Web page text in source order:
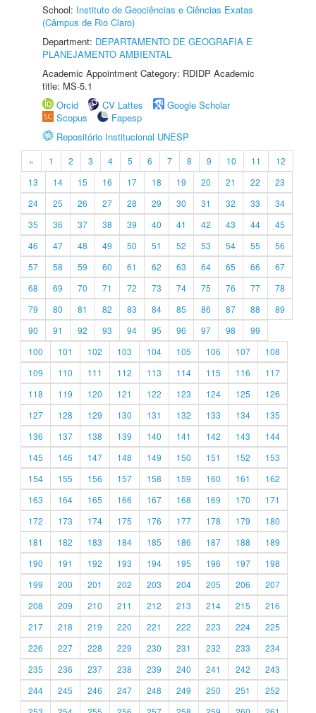
School: Instituto de Geociências e Ciências Exatas
(Câmpus de Rio Claro)
Department: DEPARTAMENTO DE GEOGRAFIA E
PLANEJAMENTO AMBIENTAL
Academic Appointment Category: RDIDP Academic
title: MS-5.1
Orcid
CV Lattes
Google Scholar
Scopus
Fapesp
Repositório Institucional UNESP
« 1 2 3 4 5 6 7 8 9 10 11
12
13
14 15 16 17 18 19 20 21 22
23
24
25 26 27 28 29 30 31 32 33
34
35
36 37 38 39 40 41 42 43 44
45
46
47 48 49 50 51 52 53 54 55
56
57
58 59 60 61 62 63 64 65 66
67
68
69 70 71 72 73 74 75 76 77
78
79
80 81 82 83 84 85 86 87 88
89
90
91 92 93 94 95 96 97 98
99
100
101 102 103 104 105 106 107
108
109
110 111 112 113 114 115 116
117
118
119 120 121 122 123 124 125
126
127
128 129 130 131 132 133 134
135
136
137 138 139 140 141 142 143
144
145
146 147 148 149 150 151 152
153
154
155 156 157 158 159 160 161
162
163
164 165 166 167 168 169 170
171
172
173 174 175 176 177 178 179
180
181
182 183 184 185 186 187 188
189
190
191 192 193 194 195 196 197
198
199
200 201 202 203 204 205 206
207
208
209 210 211 212 213 214 215
216
217
218 219 220 221 222 223 224
225
226
227 228 229 230 231 232 233
234
235
236 237 238 239 240 241 242
243
244
245 246 247 248 249 250 251
252